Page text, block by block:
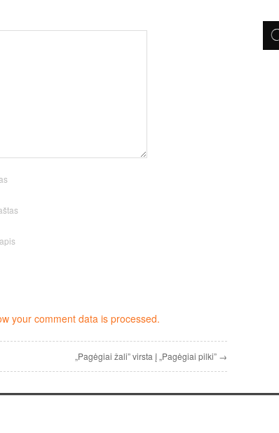
your comment data is processed.
„Pagėgiai žali” virsta į „Pagėgiai pilki” →